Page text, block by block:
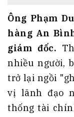
Ông Phạm
hàng An
giám đốc.
nhiều người,
trở lại ngồi
vị lãnh đạo
thống tài